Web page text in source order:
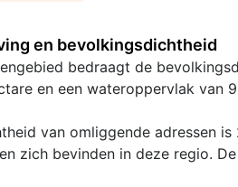
en bevolkingsdichtheid
bedraagt de
en een wateroppervlak van
van omliggende adressen
zich bevinden in deze regio.